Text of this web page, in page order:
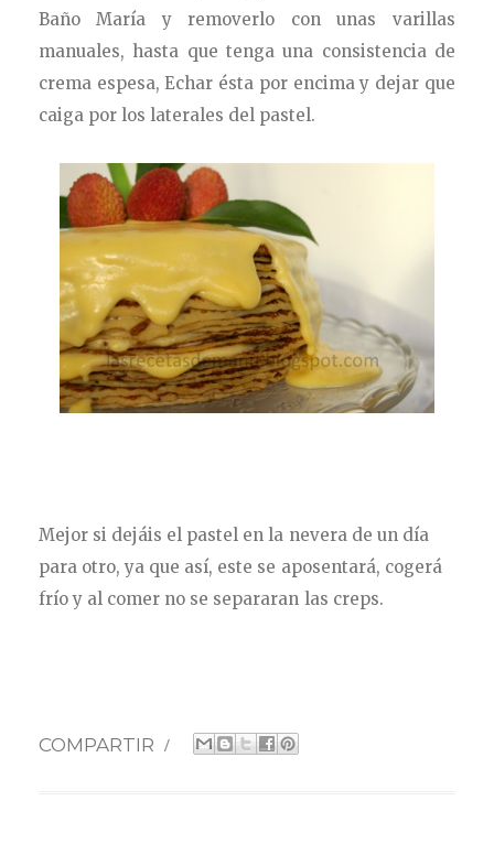
Baño María y removerlo con unas varillas
manuales, hasta que tenga una consistencia de
crema espesa, Echar ésta por encima y dejar que
caiga por los laterales del pastel.
Mejor si dejáis el pastel en la nevera de un día
para otro, ya que así, este se aposentará, cogerá
frío y al comer no se separaran las creps.
COMPARTIR /